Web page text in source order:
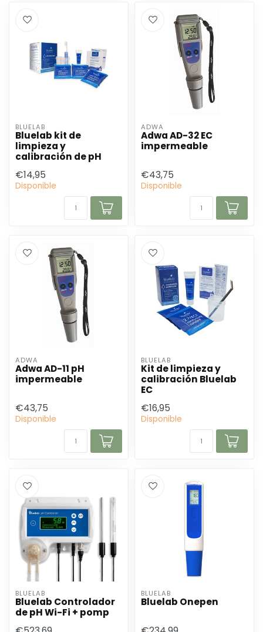
BLUELAB
Bluelab kit de
limpieza y
calibración de pH
€14,95
Disponible
ADWA
Adwa AD-32 EC
impermeable
€43,75
Disponible
ADWA
Adwa AD-11 pH
impermeable
€43,75
Disponible
BLUELAB
Kit de limpieza y
calibración Bluelab
EC
€16,95
Disponible
BLUELAB
Bluelab Controlador
de pH Wi-Fi + pomp
BLUELAB
Bluelab Onepen